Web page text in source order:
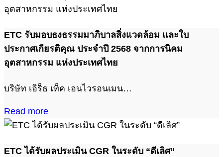
ETC รับมอบธงธรรมมาภิบาลสิ่งแวดล้อม และใบ
ประกาศเกียรติคุณ ประจำปี 2568 จากการนิคม
อุตสาหกรรม แห่งประเทศไทย
บริษัท เอิร็ธ เท็ค เอนไวรอนเมน…
Read more
ETC ได้รับผลประเมิน CGR ในระดับ “ดีเลิศ”